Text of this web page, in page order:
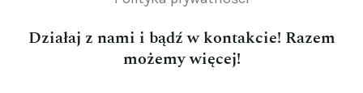
Działaj z nami i bądź w kontakcie! Razem
możemy więcej!